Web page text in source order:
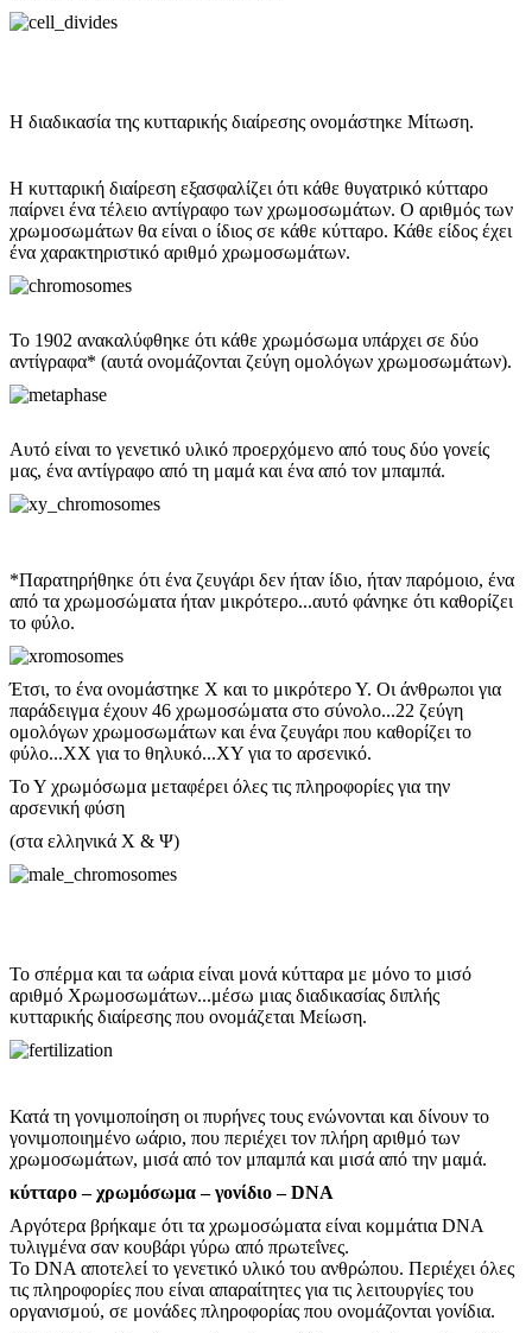
Η διαδικασία της κυτταρικής διαίρεσης ονομάστηκε Μίτωση.
Η κυτταρική διαίρεση εξασφαλίζει ότι κάθε θυγατρικό κύτταρο
παίρνει ένα τέλειο αντίγραφο των χρωμοσωμάτων. Ο αριθμός των
χρωμοσωμάτων θα είναι ο ίδιος σε κάθε κύτταρο. Κάθε είδος έχει
ένα χαρακτηριστικό αριθμό χρωμοσωμάτων.
Το 1902 ανακαλύφθηκε ότι κάθε χρωμόσωμα υπάρχει σε δύο
αντίγραφα* (αυτά ονομάζονται ζεύγη ομολόγων χρωμοσωμάτων).
Αυτό είναι το γενετικό υλικό προερχόμενο από τους δύο γονείς
μας, ένα αντίγραφο από τη μαμά και ένα από τον μπαμπά.
*Παρατηρήθηκε ότι ένα ζευγάρι δεν ήταν ίδιο, ήταν παρόμοιο, ένα
από τα χρωμοσώματα ήταν μικρότερο...αυτό φάνηκε ότι καθορίζει
το φύλο.
Έτσι, το ένα ονομάστηκε Χ και το μικρότερο Υ. Οι άνθρωποι για
παράδειγμα έχουν 46 χρωμοσώματα στο σύνολο...22 ζεύγη
ομολόγων χρωμοσωμάτων και ένα ζευγάρι που καθορίζει το
φύλο...ΧΧ για το θηλυκό...ΧΥ για το αρσενικό.
Το Υ χρωμόσωμα μεταφέρει όλες τις πληροφορίες για την
αρσενική φύση
(στα ελληνικά Χ & Ψ)
Το σπέρμα και τα ωάρια είναι μονά κύτταρα με μόνο το μισό
αριθμό Χρωμοσωμάτων...μέσω μιας διαδικασίας διπλής
κυτταρικής διαίρεσης που ονομάζεται Μείωση.
Κατά τη γονιμοποίηση οι πυρήνες τους ενώνονται και δίνουν το
γονιμοποιημένο ωάριο, που περιέχει τον πλήρη αριθμό των
χρωμοσωμάτων, μισά από τον μπαμπά και μισά από την μαμά.
κύτταρο – χρωμόσωμα – γονίδιο – DNA
Αργότερα βρήκαμε ότι τα χρωμοσώματα είναι κομμάτια DNA
τυλιγμένα σαν κουβάρι γύρω από πρωτεΐνες.
Το DNA αποτελεί το γενετικό υλικό του ανθρώπου. Περιέχει όλες
τις πληροφορίες που είναι απαραίτητες για τις λειτουργίες του
οργανισμού, σε μονάδες πληροφορίας που ονομάζονται γονίδια.